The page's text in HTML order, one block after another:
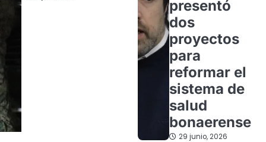
presentó
dos
proyectos
para
reformar el
sistema de
salud
bonaerense
29 junio, 2026